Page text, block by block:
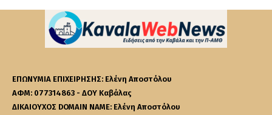
ΕΠΩΝΥΜΙΑ ΕΠΙΧΕΙΡΗΣΗΣ: Ελένη Αποστόλου
ΑΦΜ: 077314863 - ΔΟΥ Καβάλας
ΔΙΚΑΙΟΥΧΟΣ DOMAIN NAME: Ελένη Αποστόλου